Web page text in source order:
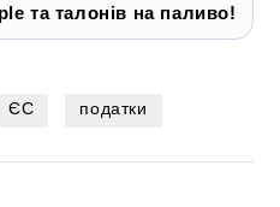
та талонів на паливо!
ЄС
податки